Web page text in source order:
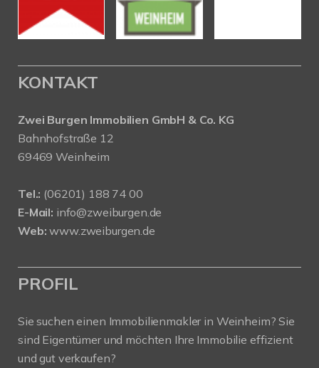
KONTAKT
Zwei Burgen Immobilien GmbH & Co. KG
Bahnhofstraße 12
69469 Weinheim
Tel.: (06201) 188 74 00
E-Mail: info@zweiburgen.de
Web: www.zweiburgen.de
PROFIL
Sie suchen einen Immobilienmakler in Weinheim? Sie
sind Eigentümer und möchten Ihre Immobilie effizient
und gut verkaufen?